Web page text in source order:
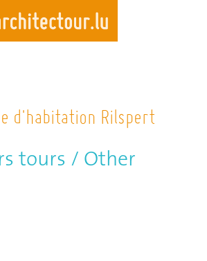
to
main
d'habitation Rilspert
tours / Other